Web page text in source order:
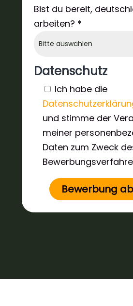
Bist du bereit,
arbeiten? *
Datenschutz
Ich habe die
und stimme der
meiner
Daten zum Zweck
Bewerbung